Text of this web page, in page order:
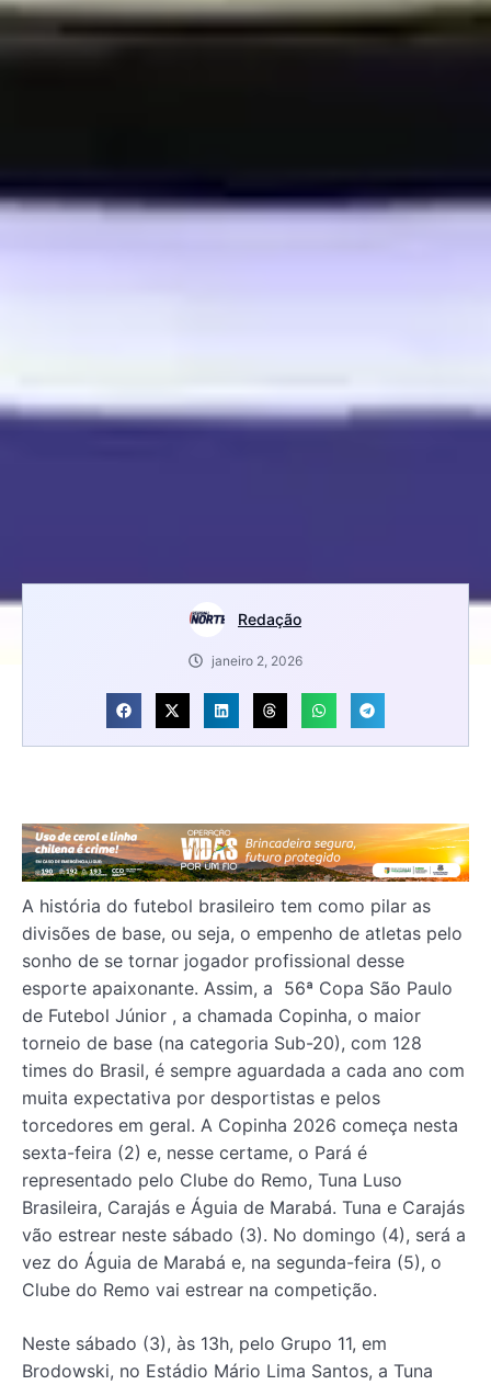
Redação
janeiro 2, 2026
A história do futebol brasileiro tem como pilar as
divisões de base, ou seja, o empenho de atletas pelo
sonho de se tornar jogador profissional desse
esporte apaixonante. Assim, a 56ª Copa São Paulo
de Futebol Júnior , a chamada Copinha, o maior
torneio de base (na categoria Sub-20), com 128
times do Brasil, é sempre aguardada a cada ano com
muita expectativa por desportistas e pelos
torcedores em geral. A Copinha 2026 começa nesta
sexta-feira (2) e, nesse certame, o Pará é
representado pelo Clube do Remo, Tuna Luso
Brasileira, Carajás e Águia de Marabá. Tuna e Carajás
vão estrear neste sábado (3). No domingo (4), será a
vez do Águia de Marabá e, na segunda-feira (5), o
Clube do Remo vai estrear na competição.
Neste sábado (3), às 13h, pelo Grupo 11, em
Brodowski, no Estádio Mário Lima Santos, a Tuna